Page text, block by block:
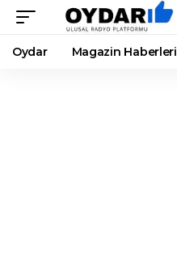
Oydar Magazin Haberleri